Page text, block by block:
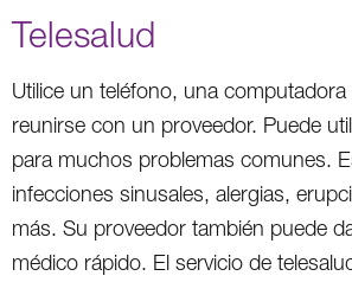
Telesalud
Utilice un teléfono, una
reunirse con un proveedor. Puede
para muchos problemas comunes.
infecciones sinusales, alergias,
más. Su proveedor también puede
médico rápido. El servicio de